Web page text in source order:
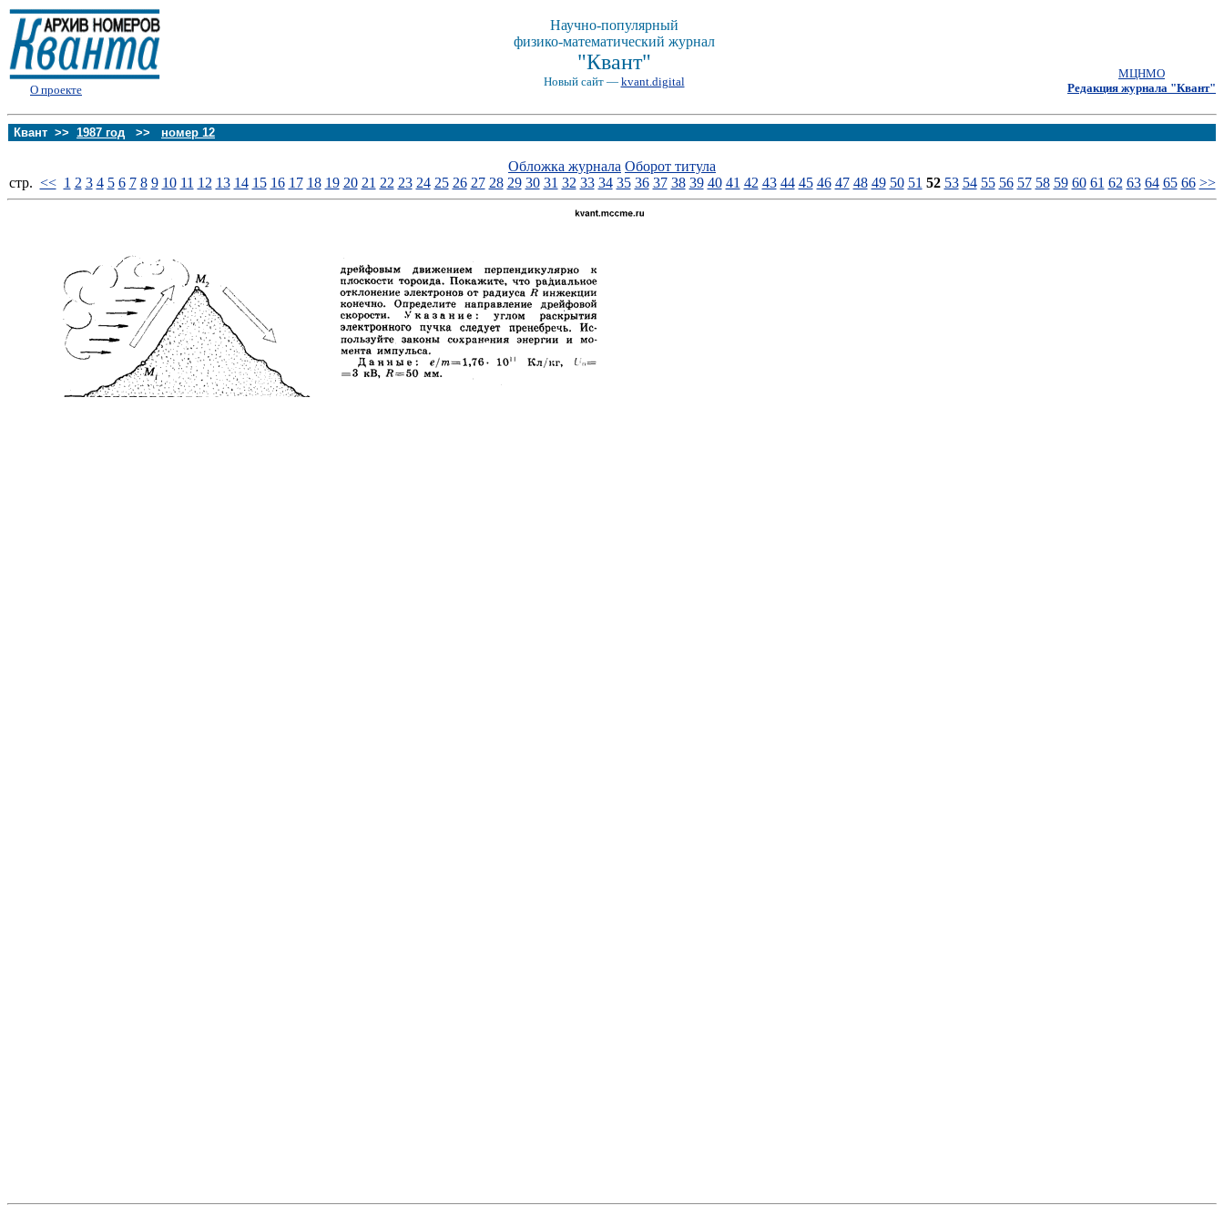
О проекте
Научно-популярный
физико-математический журнал
"Квант"
Новый сайт — kvant.digital
МЦНМО
Редакция журнала "Квант"
Квант >> 1987 год >> номер 12
Обложка журнала Оборот титула
стp. << 1 2 3 4 5 6 7 8 9 10 11 12 13 14 15 16 17 18 19 20 21 22 23 24 25 26 27 28 29 30 31 32 33 34 35 36 37 38 39 40 41 42 43 44 45 46 47 48 49 50 51 52 53 54 55 56 57 58 59 60 61 62 63 64 65 66 >>